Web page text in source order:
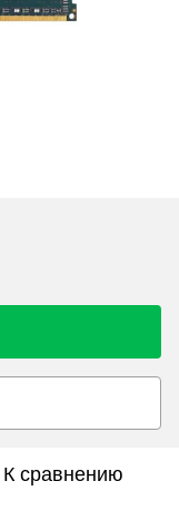
К сравнению